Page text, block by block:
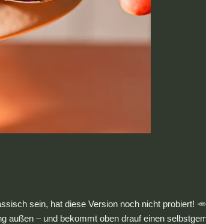
sein, hat diese Version noch nicht probiert!
außen – und bekommt oben drauf einen